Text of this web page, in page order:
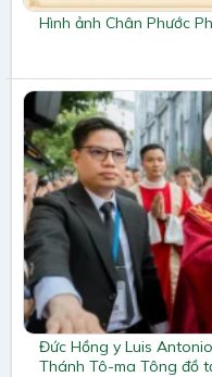
Hình ảnh Chân Phước
Đức Hồng y Luis
Thánh Tô-ma Tông đồ